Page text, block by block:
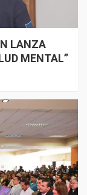
LANZA
MENTAL”